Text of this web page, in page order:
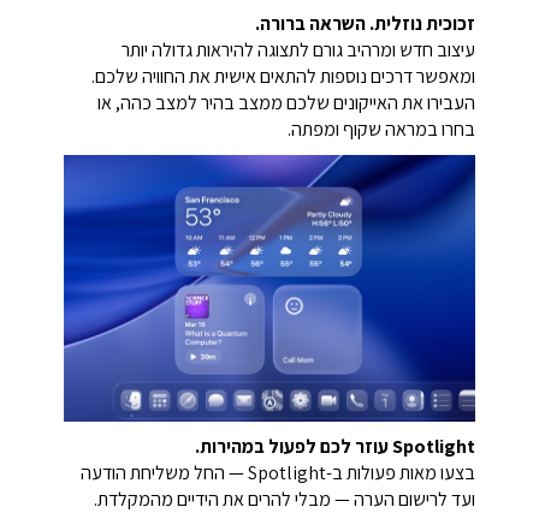
זכוכית נוזלית. השראה ברורה.
עיצוב חדש ומרהיב גורם לתצוגה להיראות גדולה יותר
ומאפשר דרכים נוספות להתאים אישית את החוויה שלכם.
העבירו את האייקונים שלכם ממצב בהיר למצב כהה, או
בחרו במראה שקוף ומפתה.
Spotlight עוזר לכם לפעול במהירות.
בצעו מאות פעולות ב-Spotlight — החל משליחת הודעה
ועד לרישום הערה — מבלי להרים את הידיים מהמקלדת.